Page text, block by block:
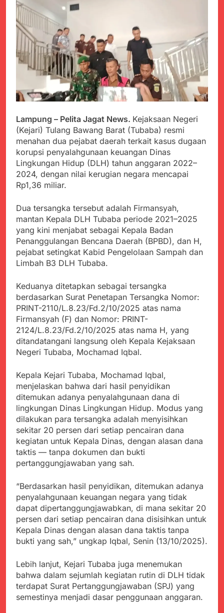
SANGAT BAIK
Terungkap Dalang
Pemasok BHP Alkes ke
Puskesmas-
Puskesmas se-
kabupaten Sukabumi
selama 7 Tahun.
Juli 22, 2024
Warga Tersenyum
Bahagia Saat Satgas
Yonif 310/KK Bagikan
Puluhan Pakaian
Juli 22, 2024
Diduga Kadinkes Kab.
Sukabumi terlibat
akan kadaluarsa di
puskesmas.
Menkes diharap sidak
ke Dinkes dan keseluruh
Puskesmas di Kab.
Sukabumi terkait
Dugaan beredar nya
Obat obatan Kadaluarsa
Juli 21, 2024
Polres Sumenep
Ungkap Kasus
Pencabulan Terhadap
Juli 21, 2024
akan Kadaluarsa,Ketua
Komisi 4 DPRD
Kabupaten Sukabumi
Angkat Bicara
Juli 21, 2024
Perindah Gereja,
Satgas Yonif 310/KK
Lakukan Pengecatan
Dan Pembenahan
Juli 21, 2024
Kadinkes kab. Sukabumi
yang akan Kadaluarsa
oleh Puskesmas
Diduga Pembelian Obat
oleh Puskesmas di
Kab. Sukabumi yang
akan Kadaluarsa.
Juli 20, 2024
Tunjukan
Perhatiannya, Satgas
Yonif 310/KK Berikan
Bantuan Duka Cita
Juli 20, 2024
Polda Jabar Beberkan
Terbaru Kasus Dago
Elos
Juli 20, 2024
Kejaksaan Negeri Kab
Sukabumi didesak usut
Tuntas Dugaan
penyelewengan
Pengadaan Buku Simi
Juli 19, 2024
Diduga Kuat
Inspektorat Kab,
Sukabumi
menyalahgunakan
Anggaran Thn 2023.
Juli 19, 2024
Sambut Tahun Ajaran
Baru, Satgas Yonif
Bersihkan Lingkungan
Sekolah
Selisih APBD Tahun
2023 Kab.Sukabumi
Sebesar Rp 31 Miliar
Juli 16, 2024
Data Ganda Capai 6
Juta, BGN Benahi Basis
Penerima Program
Makan Bergizi Gratis
Agustus 6, 2026
di Wilayah 3T Tuntas
Pekan Ini, Integrasi
Data MBG Hampir
Rampung
Agustus 6, 2026
Bobby Maulana Pastikan
Kawasan Kuliner Ahmad
Yani Tetap Bersih,
Lampung – Pelita Jagat News. Kejaksaan Negeri
(Kejari) Tulang Bawang Barat (Tubaba) resmi
menahan dua pejabat daerah terkait kasus dugaan
korupsi penyalahgunaan keuangan Dinas
Lingkungan Hidup (DLH) tahun anggaran 2022–
2024, dengan nilai kerugian negara mencapai
Rp1,36 miliar.
Dua tersangka tersebut adalah Firmansyah,
mantan Kepala DLH Tubaba periode 2021–2025
yang kini menjabat sebagai Kepala Badan
Penanggulangan Bencana Daerah (BPBD), dan H,
pejabat setingkat Kabid Pengelolaan Sampah dan
Limbah B3 DLH Tubaba.
Keduanya ditetapkan sebagai tersangka
berdasarkan Surat Penetapan Tersangka Nomor:
PRINT-2110/L.8.23/Fd.2/10/2025 atas nama
Firmansyah (F) dan Nomor: PRINT-
2124/L.8.23/Fd.2/10/2025 atas nama H, yang
ditandatangani langsung oleh Kepala Kejaksaan
Negeri Tubaba, Mochamad Iqbal.
Kepala Kejari Tubaba, Mochamad Iqbal,
menjelaskan bahwa dari hasil penyidikan
ditemukan adanya penyalahgunaan dana di
lingkungan Dinas Lingkungan Hidup. Modus yang
dilakukan para tersangka adalah menyisihkan
sekitar 20 persen dari setiap pencairan dana
kegiatan untuk Kepala Dinas, dengan alasan dana
taktis — tanpa dokumen dan bukti
pertanggungjawaban yang sah.
“Berdasarkan hasil penyidikan, ditemukan adanya
penyalahgunaan keuangan negara yang tidak
dapat dipertanggungjawabkan, di mana sekitar 20
persen dari setiap pencairan dana disisihkan untuk
Kepala Dinas dengan alasan dana taktis tanpa
bukti yang sah,” ungkap Iqbal, Senin (13/10/2025).
Lebih lanjut, Kejari Tubaba juga menemukan
bahwa dalam sejumlah kegiatan rutin di DLH tidak
terdapat Surat Pertanggungjawaban (SPJ) yang
semestinya menjadi dasar penggunaan anggaran.